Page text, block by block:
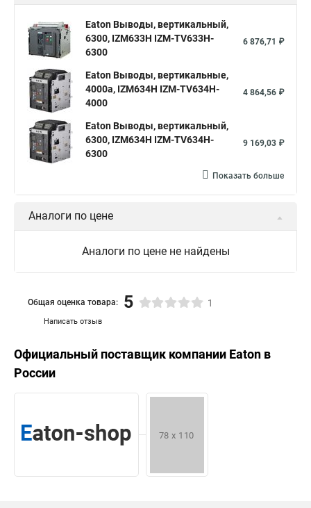
Eaton Выводы, вертикальный,
6300, IZM633H IZM-TV633H-
6300
6 876,71 ₽
Eaton Выводы, вертикальные,
4000a, IZM634H IZM-TV634H-
4000
4 864,56 ₽
Eaton Выводы, вертикальный,
6300, IZM634H IZM-TV634H-
6300
9 169,03 ₽
Показать больше
Аналоги по цене
Аналоги по цене не найдены
Написать отзыв
Общая оценка товара: 5 1
Официальный поставщик компании Eaton в
России